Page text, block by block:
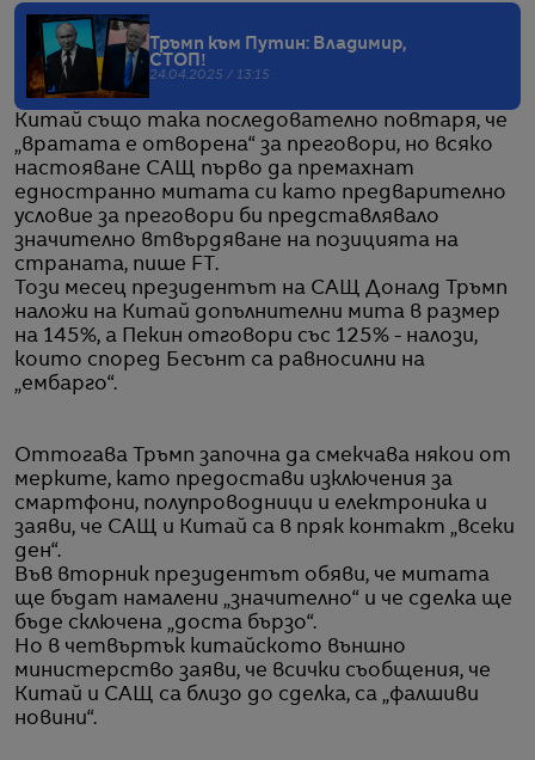
Тръмп към Путин: Владимир,
СТОП!
24.04.2025 / 13:15
Китай също така последователно повтаря, че
„вратата е отворена“ за преговори, но всяко
настояване САЩ първо да премахнат
едностранно митата си като предварително
условие за преговори би представлявало
значително втвърдяване на позицията на
страната, пише FT.
Този месец президентът на САЩ Доналд Тръмп
наложи на Китай допълнителни мита в размер
на 145%, а Пекин отговори със 125% - налози,
които според Бесънт са равносилни на
„ембарго“.
Оттогава Тръмп започна да смекчава някои от
мерките, като предостави изключения за
смартфони, полупроводници и електроника и
заяви, че САЩ и Китай са в пряк контакт „всеки
ден“.
Във вторник президентът обяви, че митата
ще бъдат намалени „значително“ и че сделка ще
бъде сключена „доста бързо“.
Но в четвъртък китайското външно
министерство заяви, че всички съобщения, че
Китай и САЩ са близо до сделка, са „фалшиви
новини“.